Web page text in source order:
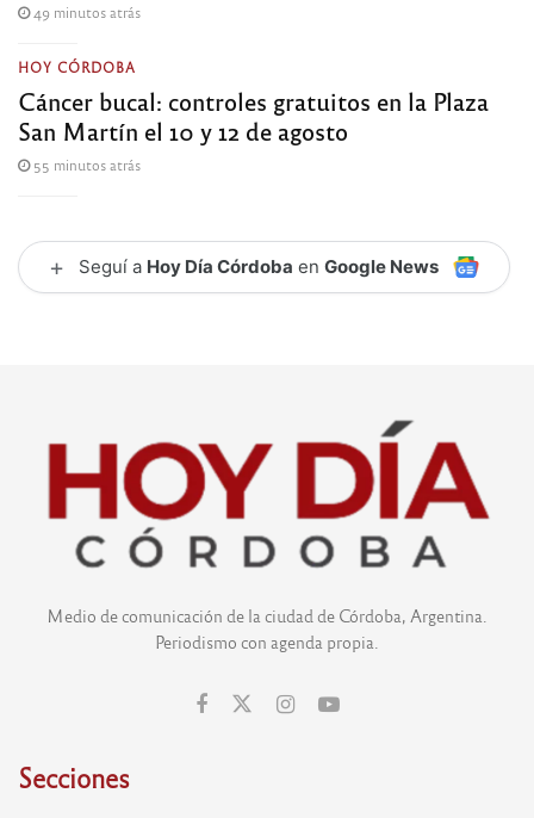
49 minutos atrás
HOY CÓRDOBA
Cáncer bucal: controles gratuitos en la Plaza
San Martín el 10 y 12 de agosto
55 minutos atrás
+ Seguí a Hoy Día Córdoba en Google News
Medio de comunicación de la ciudad de Córdoba, Argentina.
Periodismo con agenda propia.
Secciones